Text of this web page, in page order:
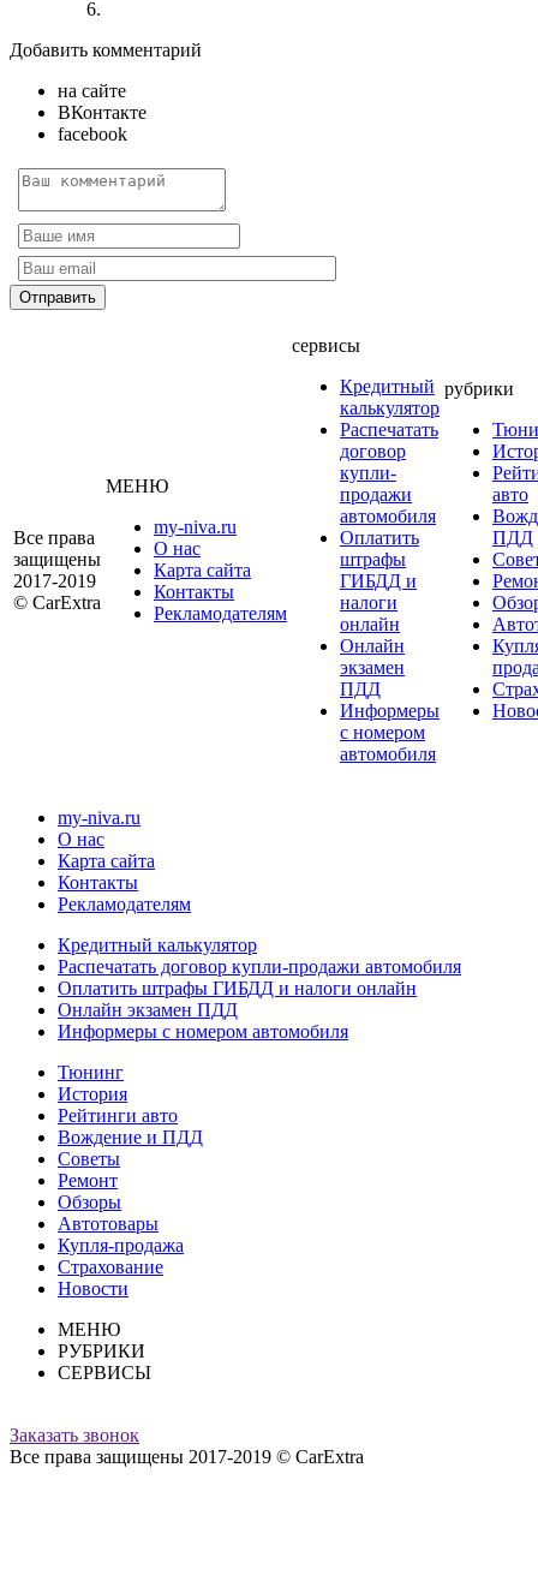
Добавить комментарий
на сайте
ВКонтакте
facebook
Все права
защищены
2017-2019
© CarExtra
МЕНЮ
my-niva.ru
О нас
Карта сайта
Контакты
Рекламодателям
сервисы
Кредитный
калькулятор
Распечатать
договор
купли-
продажи
автомобиля
Оплатить
штрафы
ГИБДД и
налоги
онлайн
Онлайн
экзамен
ПДД
Информеры
с номером
автомобиля
рубрики
авто
ПДД
my-niva.ru
О нас
Карта сайта
Контакты
Рекламодателям
Кредитный калькулятор
Распечатать договор купли-продажи автомобиля
Оплатить штрафы ГИБДД и налоги онлайн
Онлайн экзамен ПДД
Информеры с номером автомобиля
Тюнинг
История
Рейтинги авто
Вождение и ПДД
Советы
Ремонт
Обзоры
Автотовары
Купля-продажа
Страхование
Новости
МЕНЮ
РУБРИКИ
СЕРВИСЫ
Заказать звонок
Все права защищены 2017-2019 © CarExtra